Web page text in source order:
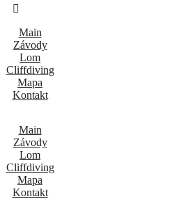
Main
Závody
Lom
Cliffdiving
Mapa
Kontakt
Main
Závody
Lom
Cliffdiving
Mapa
Kontakt